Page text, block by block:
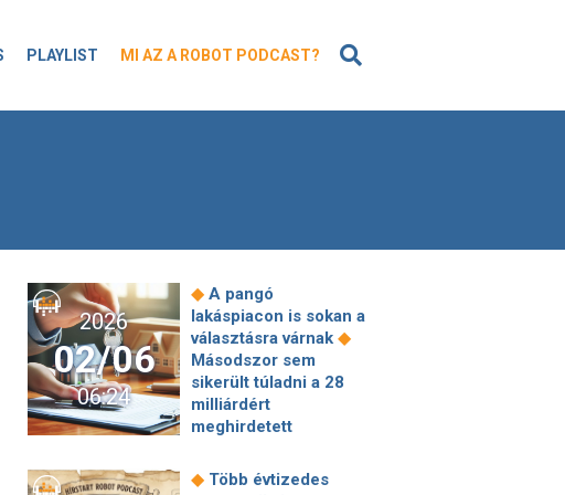
PLAYLIST MI AZ A ROBOT PODCAST?
2026
02/06
06:24
◆ A pangó
lakáspiacon is sokan a
választásra várnak ◆
Másodszor sem
sikerült túladni a 28
milliárdért
meghirdetett
rezidencián
◆ Több évtizedes